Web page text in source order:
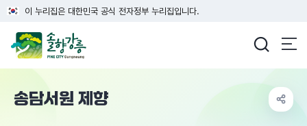
이 누리집은 대한민국 공식 전자정부 누리집입니다.
송담서원 제향